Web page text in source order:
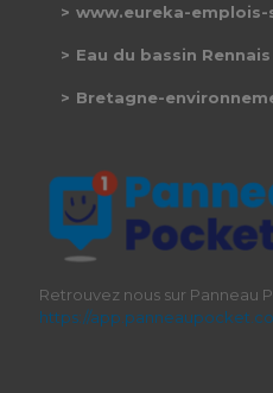
www.eureka-emplois-
Eau du bassin Rennais
Bretagne-
Retrouvez nous sur Panneau
https://